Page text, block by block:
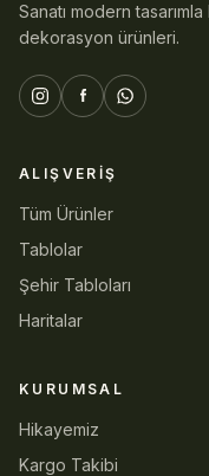
Sanatı modern
dekorasyon ürünleri.
ALIŞVERIŞ
Tüm Ürünler
Tablolar
Şehir Tabloları
Haritalar
KURUMSAL
Hikayemiz
Kargo Takibi